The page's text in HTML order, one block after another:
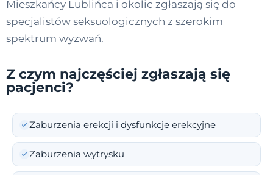
Mieszkańcy Lublińca i okolic zgłaszają się do
specjalistów seksuologicznych z szerokim
spektrum wyzwań.
Z czym najczęściej zgłaszają się
pacjenci?
Zaburzenia erekcji i dysfunkcje erekcyjne
Zaburzenia wytrysku